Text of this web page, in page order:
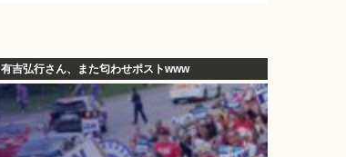
有吉弘行さん、また匂わせポストwww